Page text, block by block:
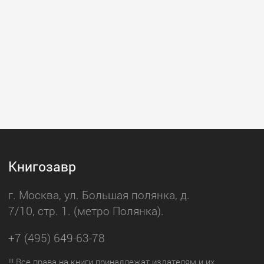
Книгозавр
г. Москва, ул. Большая полянка, д.
7/10, стр. 1. (метро Полянка).
+7 (495) 649-63-78